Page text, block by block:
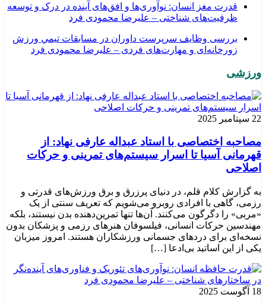
قدرت مغز انسان: نوآوری‌ها و افق‌های آینده در درک و توسعه
ظرفیت‌های شناختی – علیرضا محمودی فرد
بررسی وظايف سرپرست داوران در مسابقات تیمي ورزش
زورخانه‌ای و مهارت‌های فردی – علیرضا محمودی فرد
ورزشی
22 سپتامبر 2025
مصاحبه اختصاصی با استاد عبداله عارفی نهاد: از
قهرمانی آسیا تا اسرار سیستم‌های تمرینی و حرکات
اصلاحی
به گزارش کلام قلم، در دنیای پرزرق و برق ورزش‌های قدرتی و
رزمی، گاهی با افرادی روبرو می‌شویم که تعریف سنتی از یک
«مربی» را دگرگون می‌کنند. آن‌ها تنها تمرین‌دهنده بدن نیستند، بلکه
مهندسین حرکات انسانی، فیلسوفان هنرهای رزمی و پزشکان بدون
نسخه‌ای برای دردهای جسمانی ورزشکاران هستند. امروز میزبان
یکی از این اساتید بی‌ادعا […]
18 آگوست 2025